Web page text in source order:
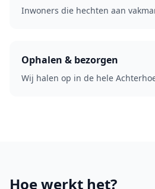
Inwoners die hechten aan
Ophalen & bezorgen
Wij halen op in de hele
Hoe werkt het?